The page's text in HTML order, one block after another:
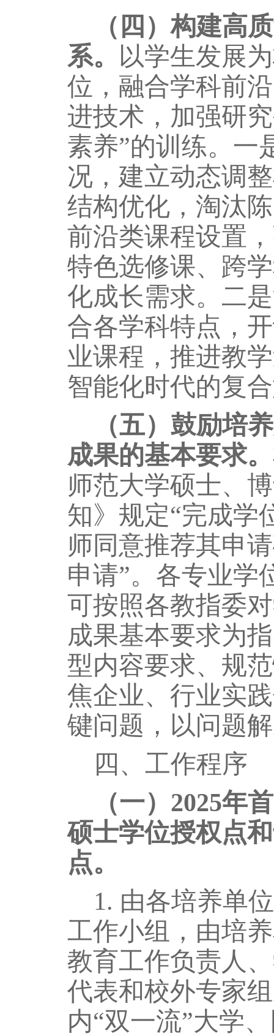
（四）构建高
系。
以学生发展
位，融合学科前
进技术， 加强研
素养”的训练。 一
况， 建立动态调
结构优化，淘汰
前沿类课程设置，
特色选修课、跨
化成长需求。二
合各学科特点，
业课程，推进教
智能化时代的复
（五）鼓励培
成果的基本要求。
师范大学硕士、
知》规定“完成学
师同意推荐其申
申请”。 各专业学
可按照各教指委
成果基本要求为
型内容要求、规
焦企业、行业实
键问题，以问题
四 、 工作程序
（一） 2025年
硕士学位授权点
点。
1. 由各培养单
工作小组，由培
教育工作负责人
代表和校外专家
内“双一流”大学